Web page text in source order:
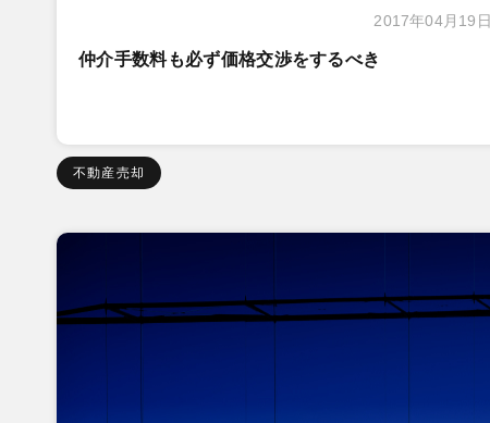
2017年04月19日
仲介手数料も必ず価格交渉をするべき
不動産売却